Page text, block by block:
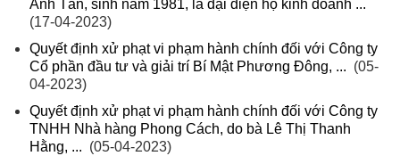
Anh Tân, sinh năm 1981, là đại diện hộ kinh doanh ...
(17-04-2023)
Quyết định xử phạt vi phạm hành chính đối với Công ty
Cổ phần đầu tư và giải trí Bí Mật Phương Đông, ... (05-
04-2023)
Quyết định xử phạt vi phạm hành chính đối với Công ty
TNHH Nhà hàng Phong Cách, do bà Lê Thị Thanh
Hằng, ... (05-04-2023)